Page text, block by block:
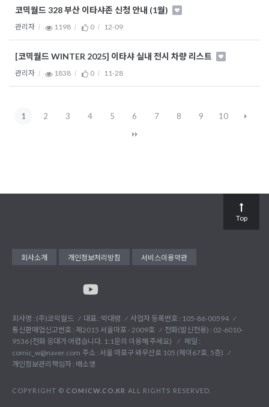
코믹월드 328 부산 이타샤존 신청 안내 (1월)
관리자 1198 0 12-09
[코믹월드 WINTER 2025] 이타샤 실내 전시 차량 리스트
관리자 1838 0 11-28
1 2 3 4 5 6 7 8 9 10
회사소개 개인정보처리방침 서비스이용약관
회사명 : (주)코믹월드 대표 : 박대령
사업자 등록번호 : 105-86-00594
통신판매업신고번호 : 제2015 서울마포 - 2009호
전화(발신전용) : 02-6010-
9536 (전화 응대가 어렵습니다. 1:1문의 이용해 주세요)
메일 :
comic_w@naver.com 주소 : 서울 마포구 와우산로 105 (제이67호, 5층)
개인정보관리책임자 : 배소영
COPYRIGHT © COMICW.CO.KR ALL RIGHTS RESERVED.
Top